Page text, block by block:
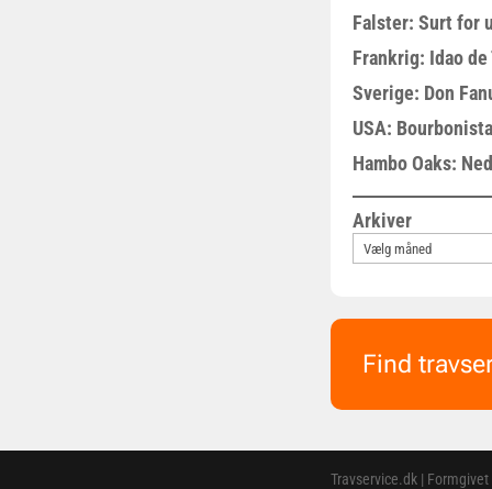
Falster: Surt for
Frankrig: Idao
Sverige: Don
USA:
Hambo Oaks:
Arkiver
Find
Travservice.dk |